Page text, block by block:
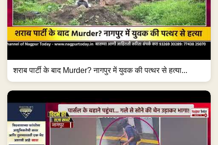
शराब पार्टी के बाद Murder? नागपुर में युवक की पत्थर से हत्या...